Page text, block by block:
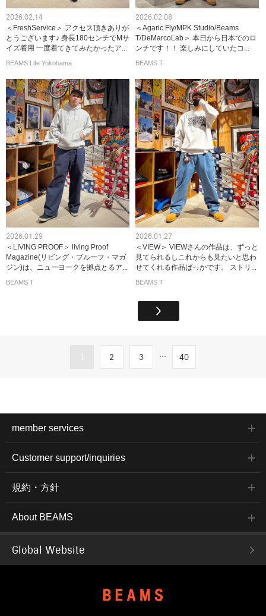
2026.02.14
＜FreshService＞ アクセス頂きありが
とうございます♪ 身長180センチでMサ
イズ着用 一度着てきてみたかったア...
BEAMS Life Yokohama
2026.02.08
＜Agaric Fly/MPK Studio/Beams
T/DeMarcoLab＞ 本日から日本でのロ
ンチです！！ 楽しみにしていたコ...
BEAMS T
2026.01.29
＜LIVING PROOF＞ living Proof
Magazine(リビング・プルーフ・マガ
ジン)は、ニューヨークを拠点とるア...
BEAMS T
2026.01.27
＜VIEW＞ VIEWさんの作品は、ずっと
見てられるしこれからも見たいと思わ
せてくれる作品ばっかです。 ストリ...
BEAMS T
1 2 3 ... 40
member services
Customer support/inquiries
規約・方針
About BEAMS
Global Website